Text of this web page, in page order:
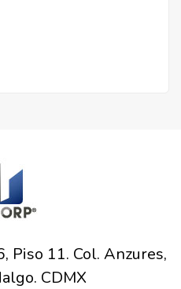
Piso 11. Col. Anzures,
CDMX